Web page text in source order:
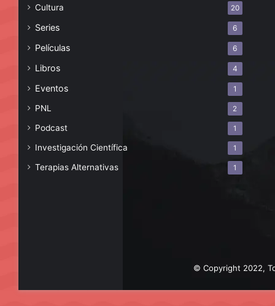
Cultura 20
Series 6
Películas 6
Libros 4
Eventos 1
PNL 2
Podcast 1
Investigación Científica 1
Terapias Alternativas 1
© Copyright 2022,